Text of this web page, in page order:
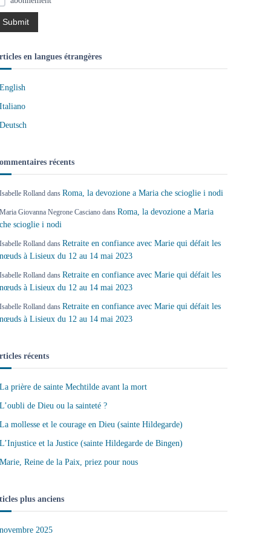
en langues étrangères
English
Italiano
Deutsch
récents
Isabelle Rolland dansRoma, la devozione a Maria che scioglie i nodi
Maria Giovanna Negrone Casciano dansRoma, la devozione a Maria
che scioglie i nodi
Isabelle Rolland dansRetraite en confiance avec Marie qui défait les
nœuds à Lisieux du 12 au 14 mai 2023
Isabelle Rolland dansRetraite en confiance avec Marie qui défait les
nœuds à Lisieux du 12 au 14 mai 2023
Isabelle Rolland dansRetraite en confiance avec Marie qui défait les
nœuds à Lisieux du 12 au 14 mai 2023
récents
La prière de sainte Mechtilde avant la mort
L’oubli de Dieu ou la sainteté ?
La mollesse et le courage en Dieu (sainte Hildegarde)
L’Injustice et la Justice (sainte Hildegarde de Bingen)
Marie, Reine de la Paix, priez pour nous
plus anciens
novembre 2025